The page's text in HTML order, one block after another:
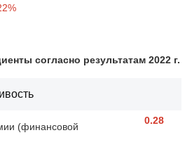
согласно результатам 2022 г.
(финансовой
0.28